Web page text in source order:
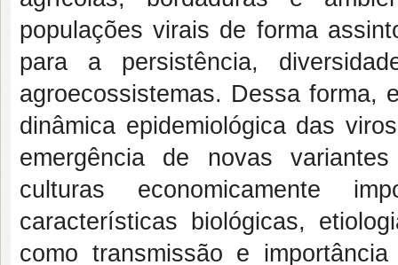
populações virais de forma
para a persistência,
agroecossistemas. Dessa forma,
dinâmica epidemiológica das
emergência de novas
culturas economicamente
características biológicas,
como transmissão e